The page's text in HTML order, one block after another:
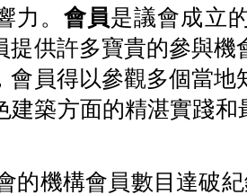
力。會員是議會成立
提供許多寶貴的參與
會員得以參觀多個當
建築方面的精湛實踐
的機構會員數目達破